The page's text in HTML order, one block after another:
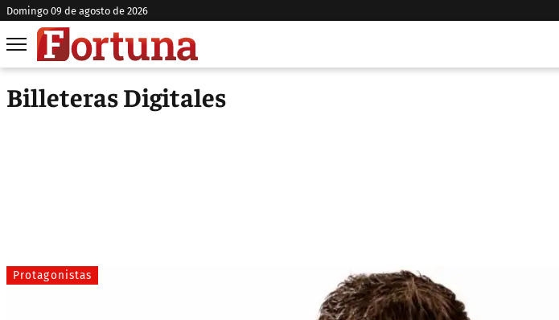
domingo 09 de agosto de 2026
Billeteras Digitales
Protagonistas